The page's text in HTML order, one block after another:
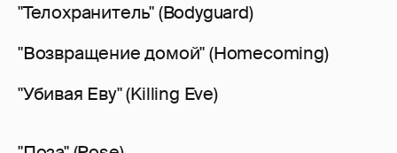
"Телохранитель" (Bodyguard)
"Возвращение домой" (Homecoming)
"Убивая Еву" (Killing Eve)